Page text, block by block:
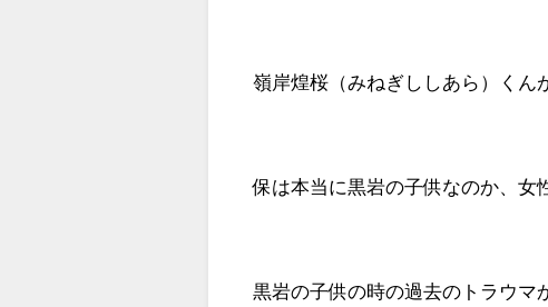
嶺岸煌桜（みねぎししあら）くん
保は本当に黒岩の子供なのか、女
黒岩の子供の時の過去のトラウマ